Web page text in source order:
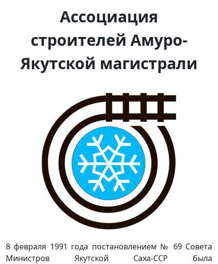
Ассоциация
строителей Амуро-
Якутской магистрали
8 февраля 1991 года постановлением № 69 Совета
Министров Якутской Саха-ССР была